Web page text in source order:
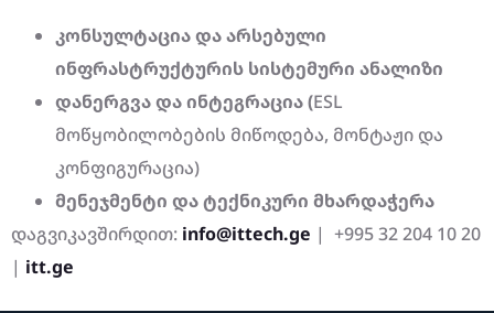
კონსულტაციადაარსებული
ინფრასტრუქტურის სისტემური ანალიზი
დანერგვადაინტეგრაცია (ESL
მოწყობილობების მიწოდება, მონტაჟი და
კონფიგურაცია)
მენეჯმენტი დატექნიკური მხარდაჭერა
დაგვიკავშირდით: info@ittech.ge | +995 32 204 10 20
| itt.ge